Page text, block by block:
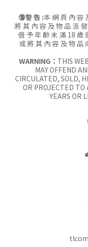
🔞警 告 :本 網 頁 內 容
將 其 內 容 及 物 品 派
借 予 年 齡 未 滿 18 歲
或 將 其 內 容 及 物 品
WARNING： THIS
MAY OFFEND
CIRCULATED, SOLD,
OR PROJECTED TO
YEARS OR